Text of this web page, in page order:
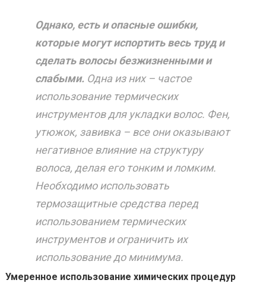
Однако, есть и опасные ошибки,
которые могут испортить весь труд и
сделать волосы безжизненными и
слабыми.Одна из них – частое
использование термических
инструментов для укладки волос. Фен,
утюжок, завивка – все они оказывают
негативное влияние на структуру
волоса, делая его тонким и ломким.
Необходимо использовать
термозащитные средства перед
использованием термических
инструментов и ограничить их
использование до минимума.
Умеренное использование химических процедур